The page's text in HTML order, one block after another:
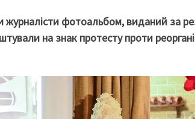
журналісти фотоальбом, виданий за
на знак протесту проти